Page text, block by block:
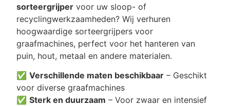
sorteergrijper voor uw sloop- of
recyclingwerkzaamheden? Wij verhuren
hoogwaardige sorteergrijpers voor
graafmachines, perfect voor het hanteren van
puin, hout, metaal en andere materialen.
✅Verschillende maten beschikbaar – Geschikt
voor diverse graafmachines
✅Sterk en duurzaam – Voor zwaar en intensief